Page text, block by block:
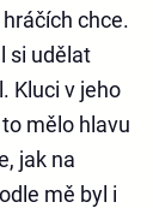
chce.
si udělat
Kluci v jeho
mělo hlavu
jak na
mě byl i